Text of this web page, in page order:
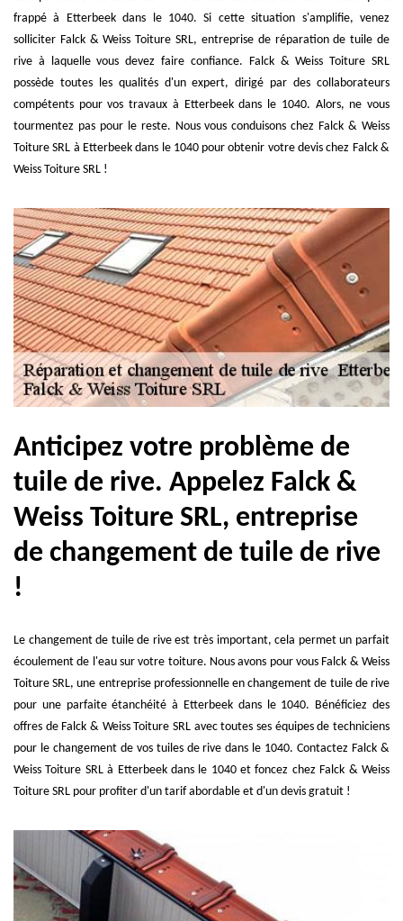
frappé à Etterbeek dans le 1040. Si cette situation s'amplifie, venez
solliciter Falck & Weiss Toiture SRL, entreprise de réparation de tuile de
rive à laquelle vous devez faire confiance. Falck & Weiss Toiture SRL
possède toutes les qualités d'un expert, dirigé par des collaborateurs
compétents pour vos travaux à Etterbeek dans le 1040. Alors, ne vous
tourmentez pas pour le reste. Nous vous conduisons chez Falck & Weiss
Toiture SRL à Etterbeek dans le 1040 pour obtenir votre devis chez Falck &
Weiss Toiture SRL !
Anticipez votre problème de
tuile de rive. Appelez Falck &
Weiss Toiture SRL, entreprise
de changement de tuile de rive
!
Le changement de tuile de rive est très important, cela permet un parfait
écoulement de l'eau sur votre toiture. Nous avons pour vous Falck & Weiss
Toiture SRL, une entreprise professionnelle en changement de tuile de rive
pour une parfaite étanchéité à Etterbeek dans le 1040. Bénéficiez des
offres de Falck & Weiss Toiture SRL avec toutes ses équipes de techniciens
pour le changement de vos tuiles de rive dans le 1040. Contactez Falck &
Weiss Toiture SRL à Etterbeek dans le 1040 et foncez chez Falck & Weiss
Toiture SRL pour profiter d'un tarif abordable et d'un devis gratuit !